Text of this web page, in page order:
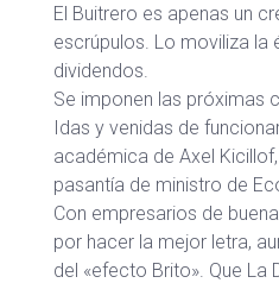
El Buitrero es apenas un
escrúpulos. Lo moviliza la
dividendos.
Se imponen las próximas
Idas y venidas de
académica de Axel
pasantía de ministro de
Con empresarios de
por hacer la mejor letra,
del «efecto Brito». Que